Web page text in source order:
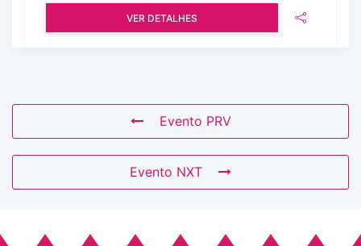
VER DETALHES
Evento PRV
Evento NXT